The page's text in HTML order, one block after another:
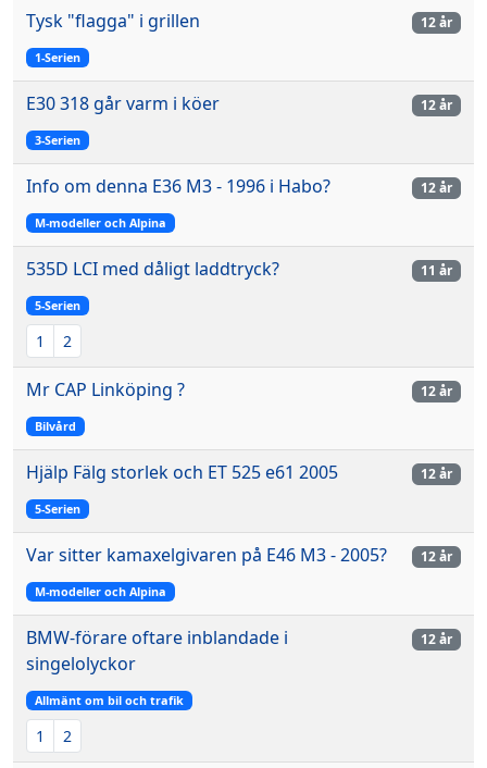
Tysk "flagga" i grillen
1-Serien
12 år
E30 318 går varm i köer
3-Serien
12 år
Info om denna E36 M3 - 1996 i Habo?
M-modeller och Alpina
12 år
535D LCI med dåligt laddtryck?
5-Serien
1 2
11 år
Mr CAP Linköping ?
Bilvård
12 år
Hjälp Fälg storlek och ET 525 e61 2005
5-Serien
12 år
Var sitter kamaxelgivaren på E46 M3 - 2005?
M-modeller och Alpina
12 år
BMW-förare oftare inblandade i
singelolyckor
Allmänt om bil och trafik
1 2
12 år